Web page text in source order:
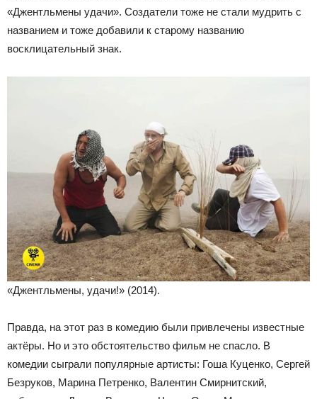
«Джентльмены удачи». Создатели тоже не стали мудрить с
названием и тоже добавили к старому названию
восклицательный знак.
«Джентльмены, удачи!» (2014).
Правда, на этот раз в комедию были привлечены известные
актёры. Но и это обстоятельство фильм не спасло. В
комедии сыграли популярные артисты: Гоша Куценко, Сергей
Безруков, Марина Петренко, Валентин Смирнитский,